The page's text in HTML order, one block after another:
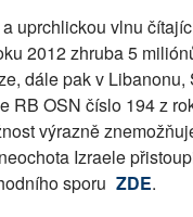
uprchlickou vlnu
2012 zhruba 5
dále pak v Libanonu,
RB OSN číslo 194 z
výrazně
Izraele
sporu ZDE.